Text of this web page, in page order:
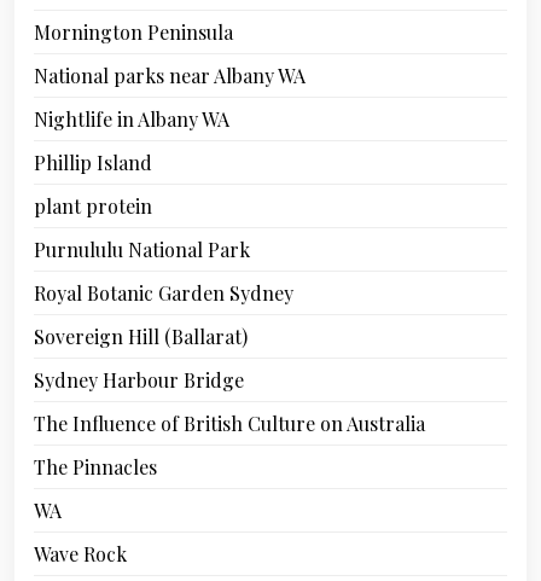
Mornington Peninsula
National parks near Albany WA
Nightlife in Albany WA
Phillip Island
plant protein
Purnululu National Park
Royal Botanic Garden Sydney
Sovereign Hill (Ballarat)
Sydney Harbour Bridge
The Influence of British Culture on Australia
The Pinnacles
WA
Wave Rock